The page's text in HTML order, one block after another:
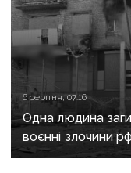
6 серпня, 07:16
Одна людина
воєнні злочини